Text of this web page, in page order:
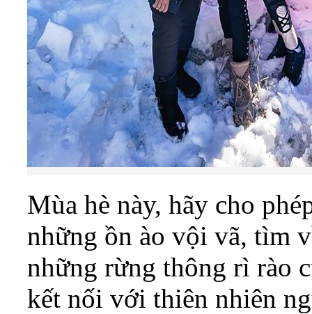
Mùa hè này, hãy cho
những ồn ào vội vã, tìm
những rừng thông rì rào
kết nối với thiên nhiên